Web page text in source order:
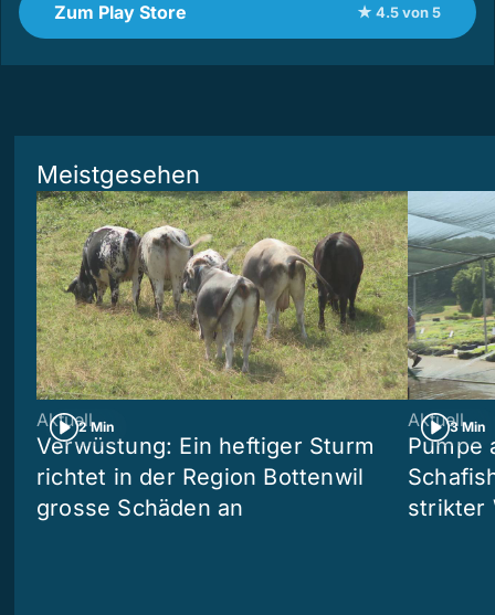
Zum Play Store ★ 4.5 von 5
Meistgesehen
2 Min
Aktuell
Verwüstung: Ein heftiger Sturm
richtet in der Region Bottenwil
grosse Schäden an
3 Min
Aktuell
Pumpe
strikter